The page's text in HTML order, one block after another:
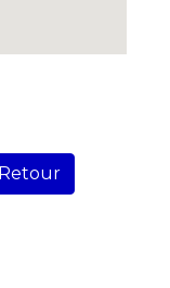
Retour